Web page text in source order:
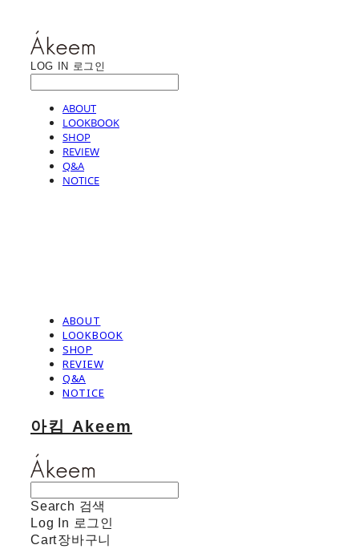
LOG IN 로그인
ABOUT
LOOKBOOK
SHOP
REVIEW
Q&A
NOTICE
ABOUT
LOOKBOOK
SHOP
REVIEW
Q&A
NOTICE
아킴 Akeem
Search 검색
Log In 로그인
Cart장바구니